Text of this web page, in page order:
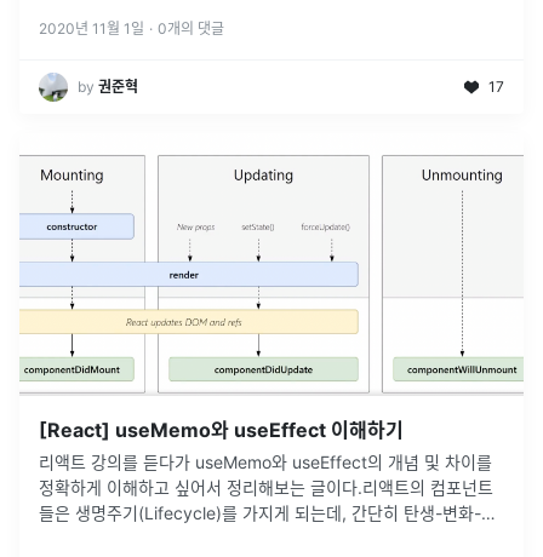
2020년 11월 1일 · 0개의 댓글
by 권준혁 17
[React] useMemo와 useEffect 이해하기
리액트 강의를 듣다가 useMemo와 useEffect의 개념 및 차이를
정확하게 이해하고 싶어서 정리해보는 글이다.리액트의 컴포넌트
들은 생명주기(Lifecycle)를 가지게 되는데, 간단히 탄생-변화-죽